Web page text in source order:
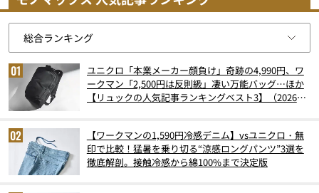
ユニクロ「本業メーカー顔負け」奇跡の4,990円、ワ
ークマン「2,500円は反則級」凄い万能バッグ…ほか
【リュックの人気記事ランキングベスト3】（2026年
【ワークマンの1,590円冷感デニム】vsユニクロ・無
印で比較！猛暑を乗り切る“涼感ロングパンツ”3選を
徹底解剖。接触冷感から綿100%まで決定版